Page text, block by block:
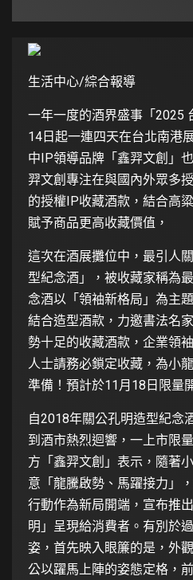
生活中心/綜合報導
一年一度的酒界盛事「2025
14日起一連四天在台北南港
中IP領導品牌「鑫羿文創」
羿文創專注在與國內外眾多
的授權IP收藏酒款，結合高
賦予商品更高收藏價值，
這次在酒展攤位中，最引人
型紀念酒」，被收藏家稱為
念酒以「領袖新格局」為主
結合造型酒款，力邀書法名
勢十足的收藏酒款，企業領
人士請務必鎖定收藏，為小
準備！預計於11月18日限量
自2018年關公孔明造型紀念
到酒市熱烈迴響，一上市限
方「鑫羿文創」表示，隨著
意「龍騰啟勢、馬躍接力」
行動作為新局開端，宣布推
明」呈現給消費者。有別於
姿，首先映入眼簾的是，外
公以躍馬上陣的姿態定格，